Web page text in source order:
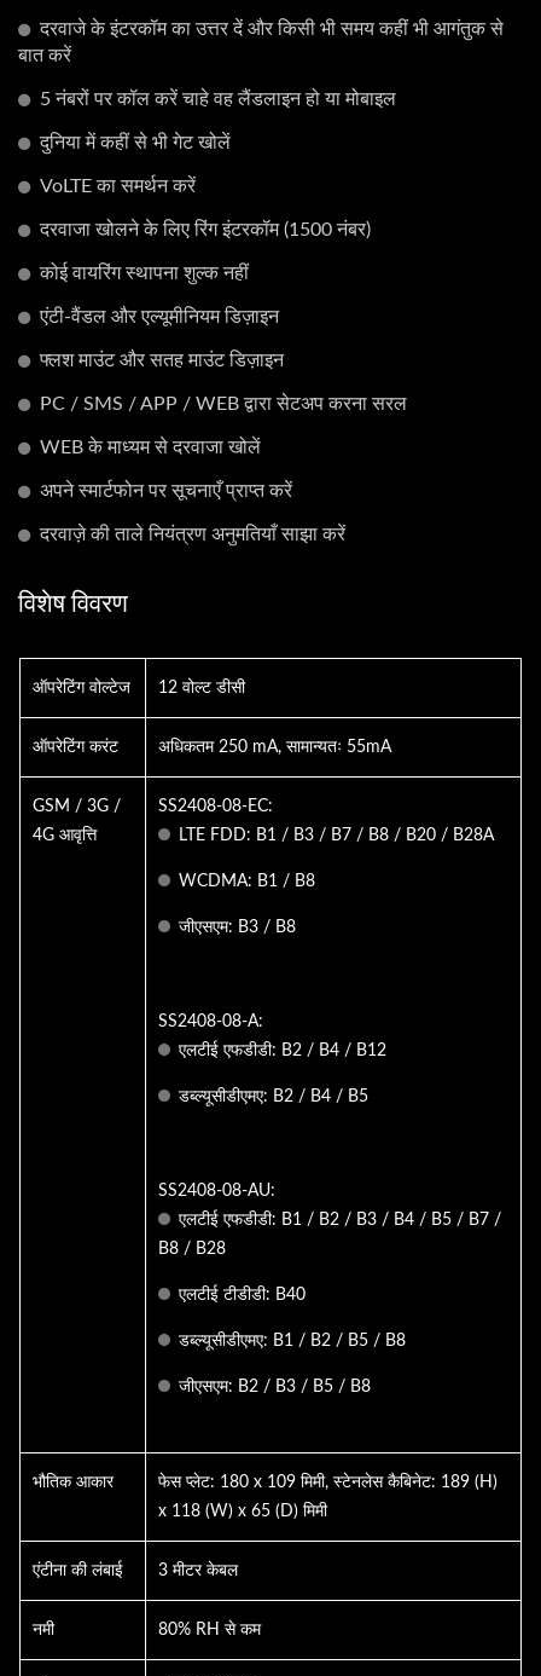
दरवाजे के इंटरकॉम का उत्तर दें और किसी भी समय कहीं भी आगंतुक से
बात करें
5 नंबरों पर कॉल करें चाहे वह लैंडलाइन हो या मोबाइल
दुनिया में कहीं से भी गेट खोलें
VoLTE का समर्थन करें
दरवाजा खोलने के लिए रिंग इंटरकॉम (1500 नंबर)
कोई वायरिंग स्थापना शुल्क नहीं
एंटी-वैंडल और एल्यूमीनियम डिज़ाइन
फ्लश माउंट और सतह माउंट डिज़ाइन
PC / SMS / APP / WEB द्वारा सेटअप करना सरल
WEB के माध्यम से दरवाजा खोलें
अपने स्मार्टफोन पर सूचनाएँ प्राप्त करें
दरवाज़े की ताले नियंत्रण अनुमतियाँ साझा करें
विशेष विवरण
ऑपरेटिंग वोल्टेज 12 वोल्ट डीसी
ऑपरेटिंग करंट अधिकतम 250 mA, सामान्यतः 55mA
GSM / 3G /
4G आवृत्ति
SS2408-08-EC:
LTE FDD: B1 / B3 / B7 / B8 / B20 / B28A
WCDMA: B1 / B8
जीएसएम: B3 / B8
SS2408-08-A:
एलटीई एफडीडी: B2 / B4 / B12
डब्ल्यूसीडीएमए: B2 / B4 / B5
SS2408-08-AU:
एलटीई एफडीडी: B1 / B2 / B3 / B4 / B5 / B7 /
B8 / B28
एलटीई टीडीडी: B40
डब्ल्यूसीडीएमए: B1 / B2 / B5 / B8
जीएसएम: B2 / B3 / B5 / B8
भौतिक आकार
फेस प्लेट: 180 x 109 मिमी, स्टेनलेस कैबिनेट: 189 (H)
x 118 (W) x 65 (D) मिमी
एंटीना की लंबाई 3 मीटर केबल
नमी 80% RH से कम